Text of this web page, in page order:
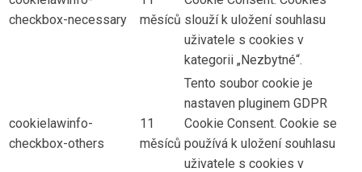
checkbox-necessary
měsíců slouží k uložení souhlasu
uživatele s cookies v
kategorii „Nezbytné“.
cookielawinfo-
checkbox-others
11
měsíců
Tento soubor cookie je
nastaven pluginem GDPR
Cookie Consent. Cookie se
používá k uložení souhlasu
uživatele s cookies v